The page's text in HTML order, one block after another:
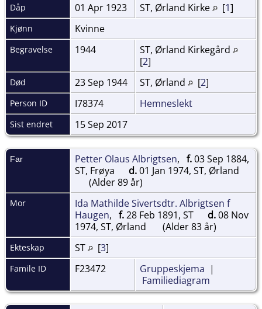
Dåp 01 Apr 1923 ST, Ørland Kirke [1]
Kjønn Kvinne
Begravelse 1944
ST, Ørland Kirkegård
[2]
Død 23 Sep 1944 ST, Ørland [2]
Person ID I78374 Hemneslekt
Sist endret 15 Sep 2017
Far Petter Olaus Albrigtsen, f.03 Sep 1884,
ST, Frøya
d.01 Jan 1974, ST, Ørland
(Alder 89 år)
Mor
Ida Mathilde Sivertsdtr. Albrigtsen f
Haugen, f.28 Feb 1891, ST d.08 Nov
1974, ST, Ørland
(Alder 83 år)
Ekteskap ST [3]
Famile ID F23472 Gruppeskjema |
Familiediagram